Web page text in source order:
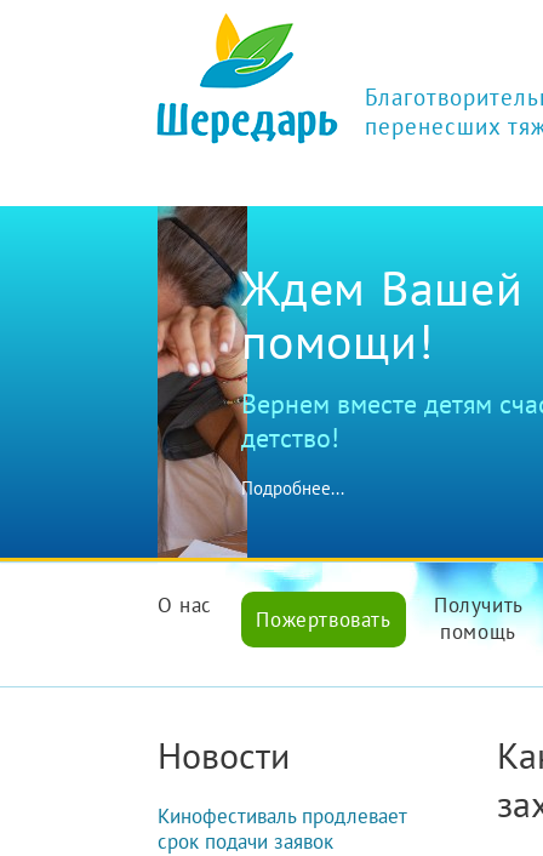
перенесших
Ждем Вашей
помощи!
Вернем вместе детям
детство!
Подробнее...
О нас
Пожертвовать
Получить
помощь
Новости
Кинофестиваль продлевает
срок подачи заявок